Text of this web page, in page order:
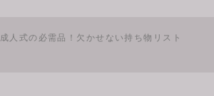
成人式の必需品！欠かせない持ち物リスト